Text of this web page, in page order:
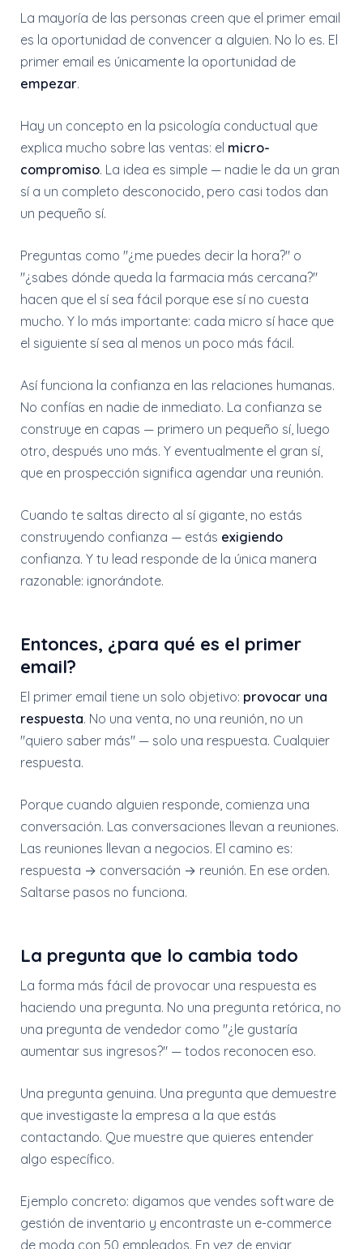
La mayoría de las personas creen que el primer email
es la oportunidad de convencer a alguien. No lo es. El
primer email es únicamente la oportunidad de
empezar.
Hay un concepto en la psicología conductual que
explica mucho sobre las ventas: el micro-
compromiso. La idea es simple — nadie le da un gran
sí a un completo desconocido, pero casi todos dan
un pequeño sí.
Preguntas como "¿me puedes decir la hora?" o
"¿sabes dónde queda la farmacia más cercana?"
hacen que el sí sea fácil porque ese sí no cuesta
mucho. Y lo más importante: cada micro sí hace que
el siguiente sí sea al menos un poco más fácil.
Así funciona la confianza en las relaciones humanas.
No confías en nadie de inmediato. La confianza se
construye en capas — primero un pequeño sí, luego
otro, después uno más. Y eventualmente el gran sí,
que en prospección significa agendar una reunión.
Cuando te saltas directo al sí gigante, no estás
construyendo confianza — estás exigiendo
confianza. Y tu lead responde de la única manera
razonable: ignorándote.
Entonces, ¿para qué es el primer
email?
El primer email tiene un solo objetivo: provocar una
respuesta. No una venta, no una reunión, no un
"quiero saber más" — solo una respuesta. Cualquier
respuesta.
Porque cuando alguien responde, comienza una
conversación. Las conversaciones llevan a reuniones.
Las reuniones llevan a negocios. El camino es:
respuesta → conversación → reunión. En ese orden.
Saltarse pasos no funciona.
La pregunta que lo cambia todo
La forma más fácil de provocar una respuesta es
haciendo una pregunta. No una pregunta retórica, no
una pregunta de vendedor como "¿le gustaría
aumentar sus ingresos?" — todos reconocen eso.
Una pregunta genuina. Una pregunta que demuestre
que investigaste la empresa a la que estás
contactando. Que muestre que quieres entender
algo específico.
Ejemplo concreto: digamos que vendes software de
gestión de inventario y encontraste un e-commerce
de moda con 50 empleados. En vez de enviar